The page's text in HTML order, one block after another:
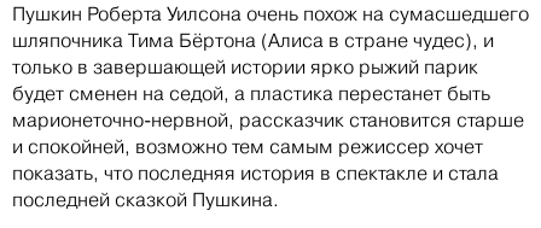
Пушкин Роберта Уилсона очень похож на сумасшедшего
шляпочника Тима Бёртона (Алиса в стране чудес), и
только в завершающей истории ярко рыжий парик
будет сменен на седой, а пластика перестанет быть
марионеточно-нервной, рассказчик становится старше
и спокойней, возможно тем самым режиссер хочет
показать, что последняя история в спектакле и стала
последней сказкой Пушкина.